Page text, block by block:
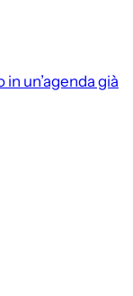
un’agenda già